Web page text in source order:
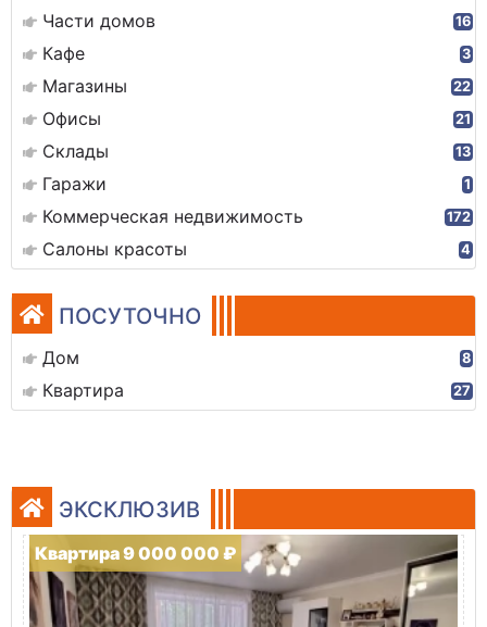
Части домов 16
Кафе 3
Магазины 22
Офисы 21
Склады 13
Гаражи 1
Коммерческая недвижимость 172
Салоны красоты 4
ПОСУТОЧНО
Дом 8
Квартира 27
ЭКСКЛЮЗИВ
Квартира 9 000 000 ₽